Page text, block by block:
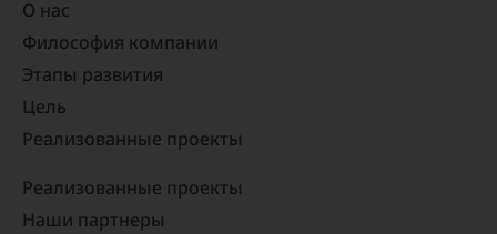
О нас
Философия компании
Этапы развития
Цель
Реализованные проекты​
Реализованные проекты
Наши партнеры